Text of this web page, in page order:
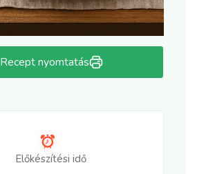
Recept nyomtatás
Előkészítési idő